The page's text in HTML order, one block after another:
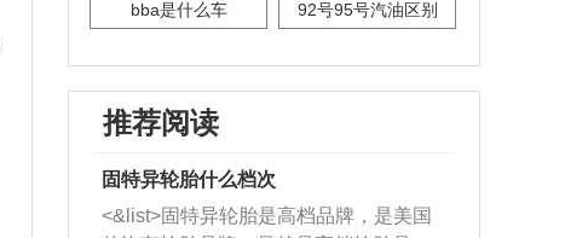
bba是什么车 92号95号汽油区别
推荐阅读
固特异轮胎什么档次
<&list>固特异轮胎是高档品牌，是美国